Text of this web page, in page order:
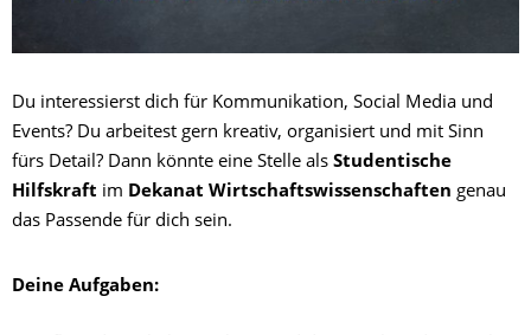
Du interessierst dich für Kommunikation, Social Media und
Events? Du arbeitest gern kreativ, organisiert und mit Sinn
fürs Detail? Dann könnte eine Stelle als Studentische
Hilfskraft im Dekanat Wirtschaftswissenschaften genau
das Passende für dich sein.
Deine Aufgaben: